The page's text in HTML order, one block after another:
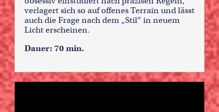
verlagert sich so auf offenes Terrain und lässt
auch die Frage nach dem „Stil“ in neuem
Licht erscheinen.
Dauer: 70 min.